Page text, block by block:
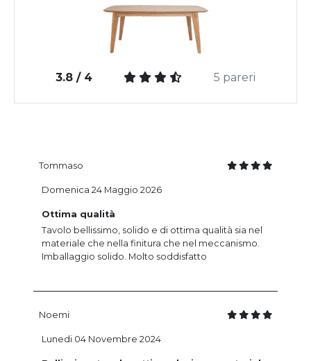
3.8 / 4 5 pareri
Tommaso
Ottima qualità
Tavolo bellissimo, solido e di ottima qualità sia nel
materiale che nella finitura che nel meccanismo.
Imballaggio solido. Molto soddisfatto
Domenica 24 Maggio 2026
Noemi
Lunedi 04 Novembre 2024